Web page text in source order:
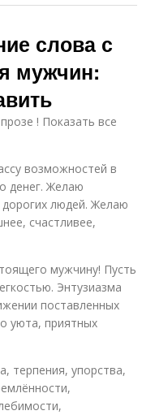
слова с
мужчин:
! Показать все
возможностей в
денег. Желаю
людей. Желаю
счастливее,
мужчину! Пусть
Энтузиазма
поставленных
уюта, приятных
терпения, упорства,